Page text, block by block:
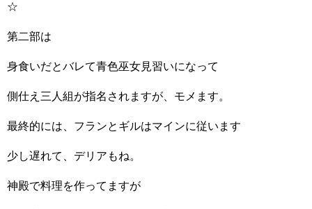
☆
第二部は
身食いだとバレて青色巫女見習いになって
側仕え三人組が指名されますが、モメます。
最終的には、フランとギルはマインに従います
少し遅れて、デリアもね。
神殿で料理を作ってますが